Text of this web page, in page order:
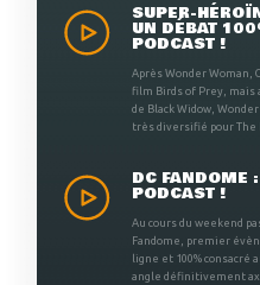
SUPER-
UN DÉBAT
PODCAST !
Après Wonder Woman,
film Birds of Prey, mais
de Black Widow,
très diversifié pour The
DC FANDOME
PODCAST !
Au cours du weekend
Fandome, premier
ligne et 100% consacré
angle définitivement